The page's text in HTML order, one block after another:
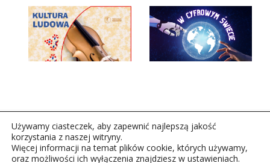
Używamy ciasteczek, aby zapewnić najlepszą jakość
korzystania z naszej witryny.
Więcej informacji na temat plików cookie, których używamy,
oraz możliwości ich wyłączenia znajdziesz w ustawieniach.